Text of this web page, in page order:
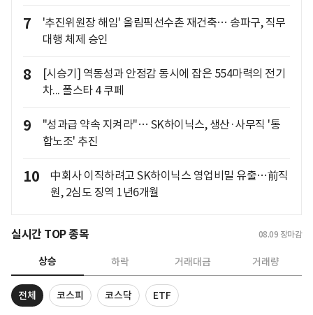
7
'추진위원장 해임' 올림픽선수촌 재건축… 송파구, 직무
대행 체제 승인
8
[시승기] 역동성과 안정감 동시에 잡은 554마력의 전기
차... 폴스타 4 쿠페
9
"성과급 약속 지켜라"… SK하이닉스, 생산·사무직 '통
합노조' 추진
10
中회사 이직하려고 SK하이닉스 영업비밀 유출…前직
원, 2심도 징역 1년6개월
실시간 TOP 종목 08.09 장마감
상승 하락 거래대금 거래량
전체 코스피 코스닥 ETF